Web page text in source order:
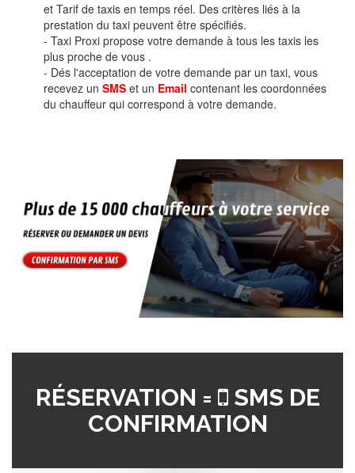
et Tarif de taxis en temps réel. Des critères liés à la
prestation du taxi peuvent être spécifiés.
- Taxi Proxi propose votre demande à tous les taxis les
plus proche de vous .
- Dés l'acceptation de votre demande par un taxi, vous
recevez un SMS et un Email contenant les coordonnées
du chauffeur qui correspond à votre demande.
RÉSERVATION =
SMS DE
CONFIRMATION